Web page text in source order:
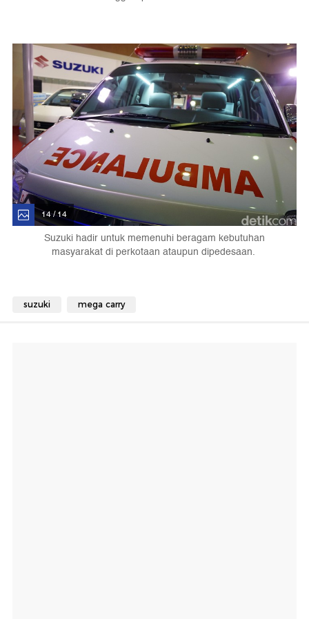
14 / 14
Suzuki hadir untuk memenuhi beragam kebutuhan
masyarakat di perkotaan ataupun dipedesaan.
suzuki mega carry